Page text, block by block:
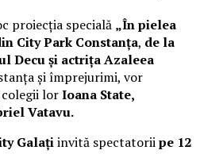
proiecția specială „În pielea
City Park Constanța, de la
Decu și actrița Azaleea
și împrejurimi, vor
lorIoana State,
Vatavu.
Galațiinvită spectatoriipe 12